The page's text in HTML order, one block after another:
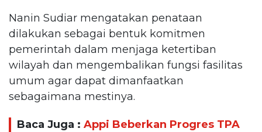
Nanin Sudiar mengatakan penataan
dilakukan sebagai bentuk komitmen
pemerintah dalam menjaga ketertiban
wilayah dan mengembalikan fungsi fasilitas
umum agar dapat dimanfaatkan
sebagaimana mestinya.
Baca Juga : Appi Beberkan Progres TPA